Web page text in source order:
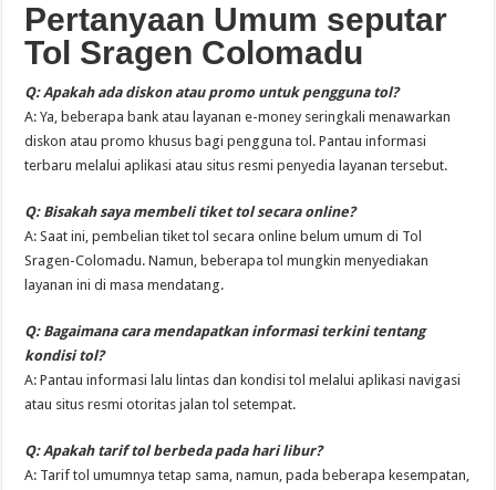
Pertanyaan Umum seputar
Tol Sragen Colomadu
Q: Apakah ada diskon atau promo untuk pengguna tol?
A: Ya, beberapa bank atau layanan e-money seringkali menawarkan
diskon atau promo khusus bagi pengguna tol. Pantau informasi
terbaru melalui aplikasi atau situs resmi penyedia layanan tersebut.
Q: Bisakah saya membeli tiket tol secara online?
A: Saat ini, pembelian tiket tol secara online belum umum di Tol
Sragen-Colomadu. Namun, beberapa tol mungkin menyediakan
layanan ini di masa mendatang.
Q: Bagaimana cara mendapatkan informasi terkini tentang
kondisi tol?
A: Pantau informasi lalu lintas dan kondisi tol melalui aplikasi navigasi
atau situs resmi otoritas jalan tol setempat.
Q: Apakah tarif tol berbeda pada hari libur?
A: Tarif tol umumnya tetap sama, namun, pada beberapa kesempatan,